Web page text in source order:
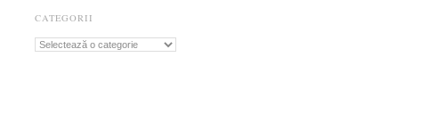
CATEGORII
Categorii